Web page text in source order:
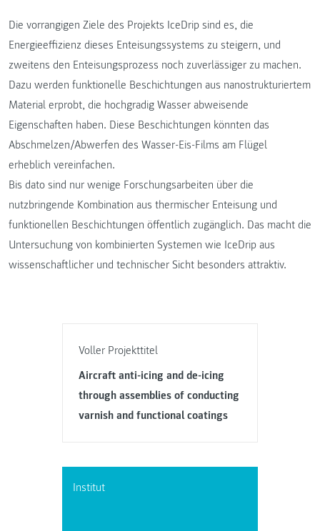
Voller Projekttitel
Aircraft anti-icing and de-icing
through assemblies of conducting
varnish and functional coatings
Institut
Die vorrangigen Ziele des Projekts IceDrip sind es, die
Energieeffizienz dieses Enteisungssystems zu steigern, und
zweitens den Enteisungsprozess noch zuverlässiger zu machen.
Dazu werden funktionelle Beschichtungen aus nanostrukturiertem
Material erprobt, die hochgradig Wasser abweisende
Eigenschaften haben. Diese Beschichtungen könnten das
Abschmelzen/Abwerfen des Wasser-Eis-Films am Flügel
erheblich vereinfachen.
Bis dato sind nur wenige Forschungsarbeiten über die
nutzbringende Kombination aus thermischer Enteisung und
funktionellen Beschichtungen öffentlich zugänglich. Das macht die
Untersuchung von kombinierten Systemen wie IceDrip aus
wissenschaftlicher und technischer Sicht besonders attraktiv.